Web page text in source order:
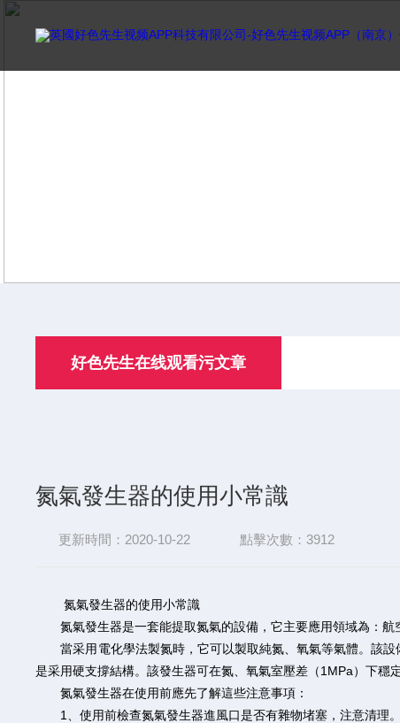
好色先生在线观看污文章
氮氣發生器的使用小常識
更新時間：2020-10-22 點擊次數：3912
氮氣發生器的使用小常識
氮氣發生器是一套能提取氮氣的設備，它主要應用領域為：航
當采用電化學法製氮時，它可以製取純氮、氧氣等氣體。該設
是采用硬支撐結構。該發生器可在氮、氧氣室壓差（1MPa）下穩
氮氣發生器在使用前應先了解這些注意事項：
1、使用前檢查氮氣發生器進風口是否有雜物堵塞，注意清理。